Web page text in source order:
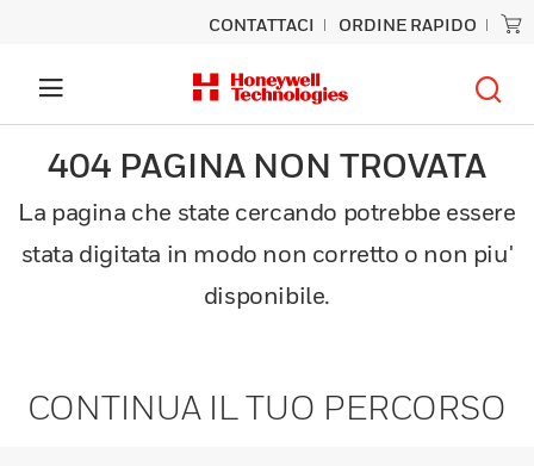
CONTATTACI ORDINE RAPIDO
404 PAGINA NON TROVATA
La pagina che state cercando potrebbe essere
stata digitata in modo non corretto o non piu'
disponibile.
CONTINUA IL TUO PERCORSO